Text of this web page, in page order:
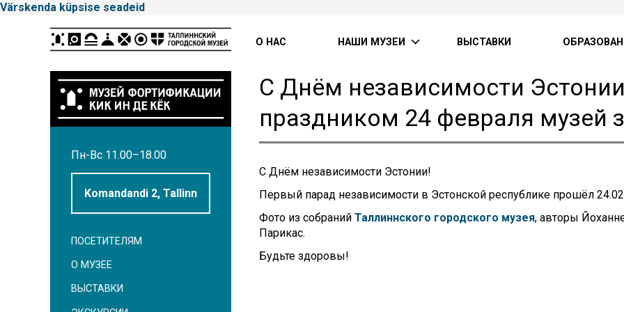
Värskenda küpsise seadeid
Linnamuuseum
Peamenüü
О НАС НАШИ МУЗЕИ ВЫСТАВКИ
Пн-Вс 11.00–18.00
Komandandi 2, Tallinn
ПОСЕТИТЕЛЯМ
О МУЗЕЕ
ВЫСТАВКИ
С Днём независимости
праздником 24 февраля музей
С Днём независимости Эстонии!
Первый парад независимости в Эстонской республике прошёл
Фото из собраний Таллиннского городского музея, авторы
Парикас.
Будьте здоровы!